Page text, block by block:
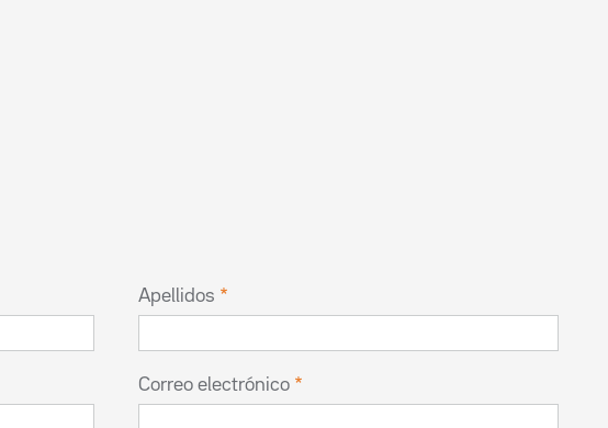
Apellidos
Correo electrónico